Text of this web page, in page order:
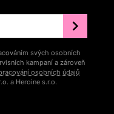
svých osobních
kampaní a zároveň
osobních údajů
a Heroine s.r.o.